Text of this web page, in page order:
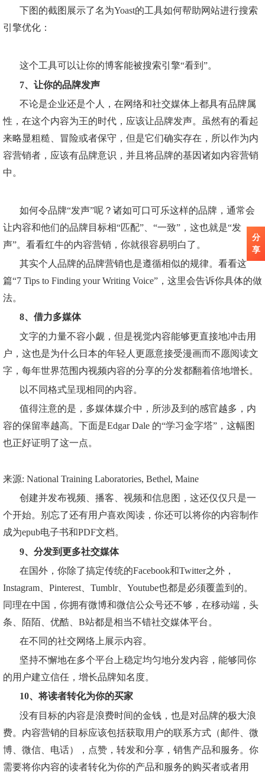
下图的截图展示了名为Yoast的工具如何帮助网站进行搜索
引擎优化：
这个工具可以让你的博客能被搜索引擎“看到”。
7、让你的品牌发声
不论是企业还是个人，在网络和社交媒体上都具有品牌属
性，在这个内容为王的时代，应该让品牌发声。虽然有的看起
来略显粗糙、冒险或者保守，但是它们确实存在，所以作为内
容营销者，应该有品牌意识，并且将品牌的基因诸如内容营销
中。
如何令品牌“发声”呢？诸如可口可乐这样的品牌，通常会
让内容和他们的品牌目标相“匹配”、“一致”，这也就是“发
声”。看看红牛的内容营销，你就很容易明白了。
其实个人品牌的品牌营销也是遵循相似的规律。看看这
篇“7 Tips to Finding your Writing Voice”，这里会告诉你具体的做
法。
8、借力多媒体
文字的力量不容小觑，但是视觉内容能够更直接地冲击用
户，这也是为什么日本的年轻人更愿意接受漫画而不愿阅读文
字，每年世界范围内视频内容的分享的分发都翻着倍地增长。
以不同格式呈现相同的内容。
值得注意的是，多媒体媒介中，所涉及到的感官越多，内
容的保留率越高。下面是Edgar Dale 的“学习金字塔”，这幅图
也正好证明了这一点。
来源: National Training Laboratories, Bethel, Maine
创建并发布视频、播客、视频和信息图，这还仅仅只是一
个开始。别忘了还有用户喜欢阅读，你还可以将你的内容制作
成为epub电子书和PDF文档。
9、分发到更多社交媒体
在国外，你除了搞定传统的Facebook和Twitter之外，
Instagram、Pinterest、Tumblr、Youtube也都是必须覆盖到的。
同理在中国，你拥有微博和微信公众号还不够，在移动端，头
条、陌陌、优酷、B站都是相当不错社交媒体平台。
在不同的社交网络上展示内容。
坚持不懈地在多个平台上稳定均匀地分发内容，能够同你
的用户建立信任，增长品牌知名度。
10、将读者转化为你的买家
没有目标的内容是浪费时间的金钱，也是对品牌的极大浪
费。内容营销的目标应该包括获取用户的联系方式（邮件、微
博、微信、电话），点赞，转发和分享，销售产品和服务。你
需要将你内容的读者转化为你的产品和服务的购买者或者用
分
享